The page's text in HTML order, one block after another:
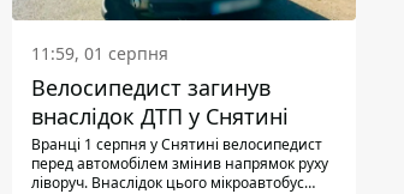
11:59, 01 серпня
Велосипедист загинув
внаслідок ДТП у Снятині
Вранці 1 серпня у Снятині велосипедист
перед автомобілем змінив напрямок руху
ліворуч. Внаслідок цього мікроавтобус